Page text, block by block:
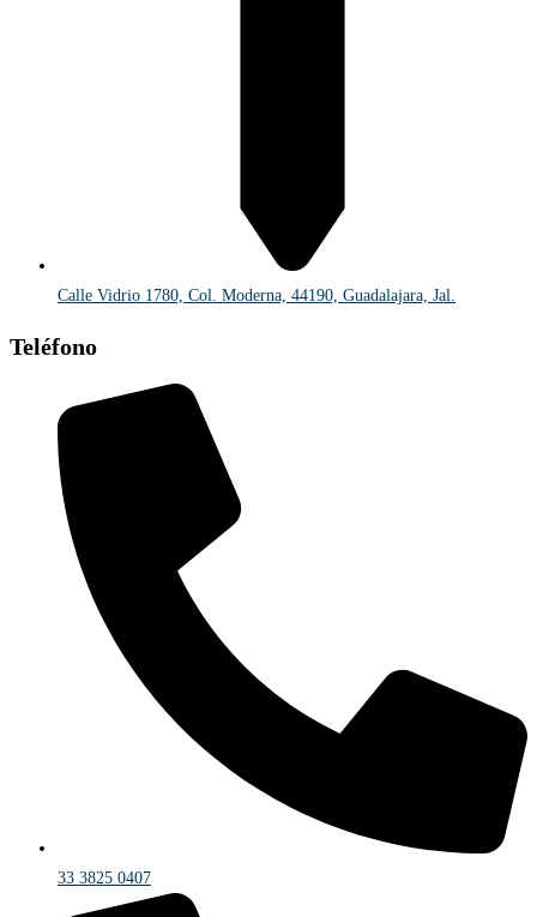
Calle Vidrio 1780, Col. Moderna, 44190, Guadalajara, Jal.
Teléfono
33 3825 0407